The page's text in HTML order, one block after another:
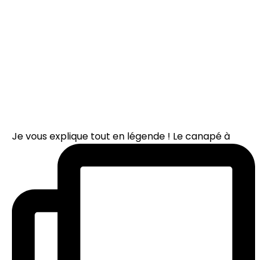
Je vous explique tout en légende ! Le canapé à